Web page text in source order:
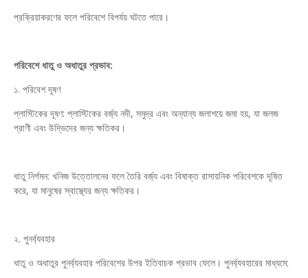
প্রক্রিয়াকরণের ফলে পরিবেশে বিপর্যয় ঘটতে পারে।
পরিবেশে ধাতু ও অধাতুর প্রভাব:
১. পরিবেশ দূষণ
প্লাস্টিকের দূষণ: প্লাস্টিকের বর্জ্য নদী, সমুদ্র এবং অন্যান্য জলাশয়ে জমা হয়, যা জলজ
প্রাণী এবং উদ্ভিদের জন্য ক্ষতিকর।
ধাতু নির্গমন: খনিজ উত্তোলনের ফলে তৈরি বর্জ্য এবং বিষাক্ত রাসায়নিক পরিবেশকে দূষিত
করে, যা মানুষের স্বাস্থ্যের জন্য ক্ষতিকর।
২. পুনর্ব্যবহার
ধাতু ও অধাতুর পুনর্ব্যবহার পরিবেশের উপর ইতিবাচক প্রভাব ফেলে। পুনর্ব্যবহারের মাধ্যমে: